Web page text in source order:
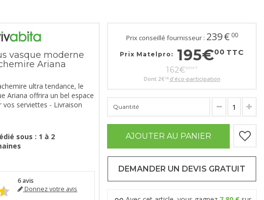
vasque moderne
Ariana
ultra tendance, le
Ariana offrira un bel espace
vos serviettes - Livraison
sous : 1 à 2
6avis
Donnez votre avis
Prix conseillé fournisseur : 239€ 00
Prix Matelpro: 195€00 TTC
162€50 HT
Dont 2€ 16 d'éco-participation
Quantité
AJOUTER AU PANIER
DEMANDER UN DEVIS GRATUIT